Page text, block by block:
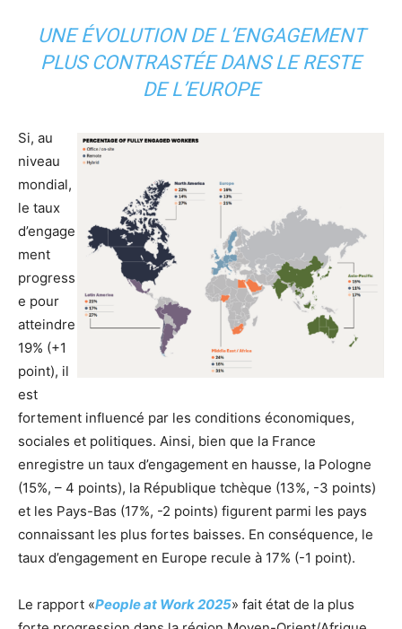
UNE ÉVOLUTION DE L’ENGAGEMENT
PLUS CONTRASTÉE DANS LE RESTE
DE L’EUROPE
Si, au
niveau
mondial,
le taux
d’engage
ment
progress
e pour
atteindre
19% (+1
point), il
est
fortement influencé par les conditions économiques,
sociales et politiques. Ainsi, bien que la France
enregistre un taux d’engagement en hausse, la Pologne
(15%, – 4 points), la République tchèque (13%, -3 points)
et les Pays-Bas (17%, -2 points) figurent parmi les pays
connaissant les plus fortes baisses. En conséquence, le
taux d’engagement en Europe recule à 17% (-1 point).
Le rapport «People at Work 2025» fait état de la plus